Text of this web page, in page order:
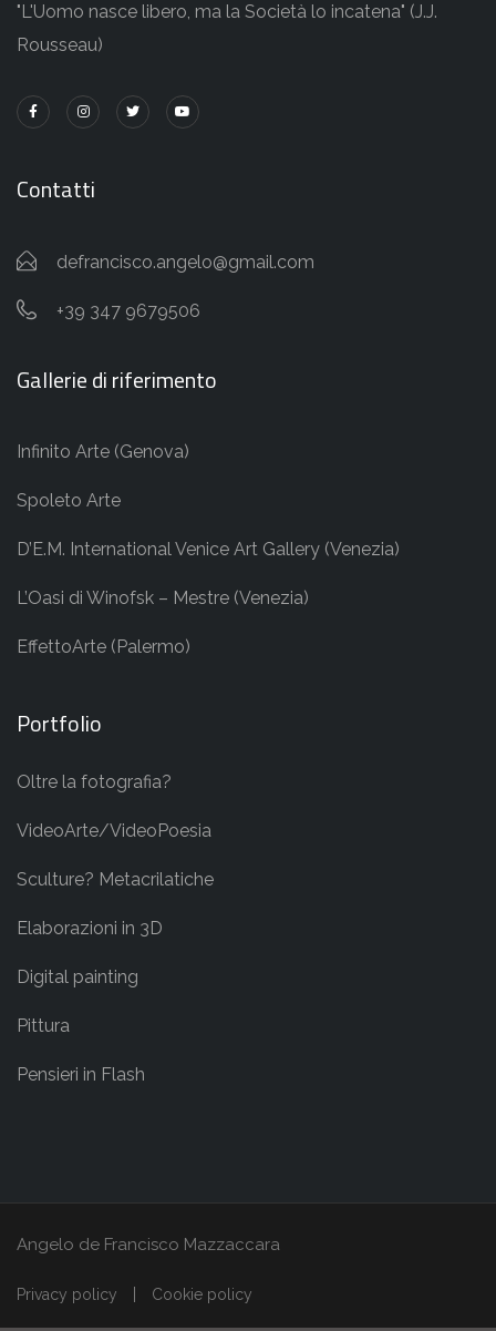
"L'Uomo nasce libero, ma la Società lo incatena" (J.J.
Rousseau)
Contatti
defrancisco.angelo@gmail.com
+39 347 9679506
Gallerie di riferimento
Infinito Arte (Genova)
Spoleto Arte
D’E.M. International Venice Art Gallery (Venezia)
L’Oasi di Winofsk – Mestre (Venezia)
EffettoArte (Palermo)
Portfolio
Oltre la fotografia?
VideoArte/VideoPoesia
Sculture? Metacrilatiche
Elaborazioni in 3D
Digital painting
Pittura
Pensieri in Flash
Angelo de Francisco Mazzaccara
Privacy policy Cookie policy